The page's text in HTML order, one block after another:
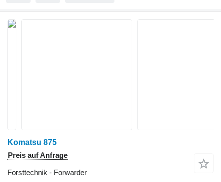
Komatsu 875
Preis auf Anfrage
Forsttechnik - Forwarder